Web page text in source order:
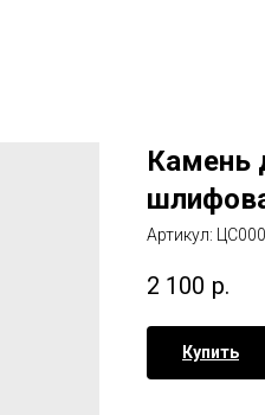
Камень
Артикул:
2 100 р.
Купить